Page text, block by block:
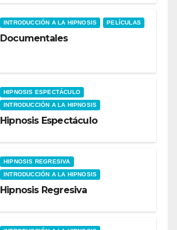
INTRODUCCIÓN A LA HIPNOSIS PELÍCULAS
Documentales
HIPNOSIS ESPECTÁCULO
INTRODUCCIÓN A LA HIPNOSIS
Hipnosis Espectáculo
HIPNOSIS REGRESIVA
INTRODUCCIÓN A LA HIPNOSIS
Hipnosis Regresiva